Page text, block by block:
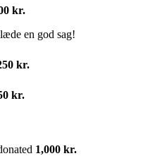
kr.
en god sag!
kr.
kr.
1,000 kr.